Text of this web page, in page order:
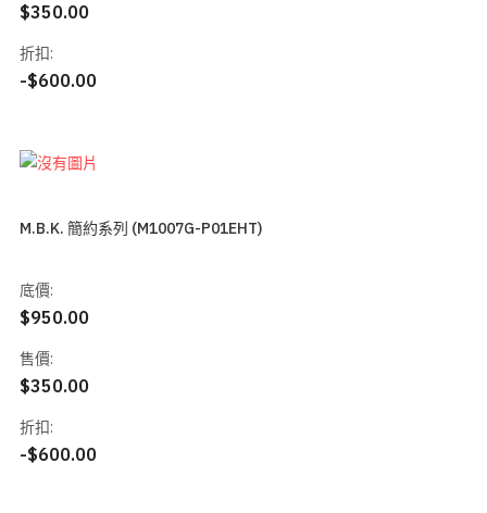
$350.00
折扣:
-$600.00
M.B.K. 簡約系列 (M1007G-P01EHT)
底價:
$950.00
售價:
$350.00
折扣:
-$600.00